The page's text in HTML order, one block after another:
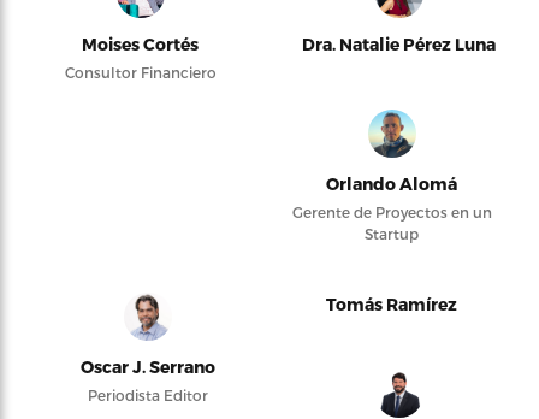
Moises Cortés
Consultor Financiero
Dra. Natalie Pérez Luna
Orlando Alomá
Gerente de Proyectos en un
Startup
Oscar J. Serrano
Periodista Editor
Tomás Ramírez